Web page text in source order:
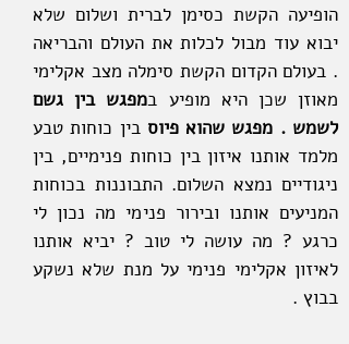
הופיעה הקשת כסימן לברית ושלום שלא
יבוא עוד מבול לכלות את העולם והבריאה
. בעולם הקדום הקשת סימלה מצב אקלימי
מאוזן שכן היא מופיע במפגש בין גשם
לשמש . מפגש שהוא פיוסבין כוחות טבע
מלמד אותנו איזון בין כוחות פנימיים, בין
ניגודיים נמצא השלום.התבוננות בכוחות
המניעים אותנו ובירור פנימי מה נכון לי
כרגע ? מה עושה לי טוב ? יביא אותנו
לאיזון אקלימי פנימי על מנת שלא נשקע
בבוץ .